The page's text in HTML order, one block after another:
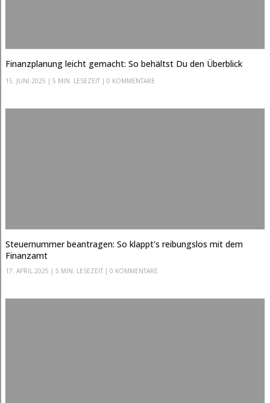
Finanzplanung leicht gemacht: So behältst Du den Überblick
15. JUNI.2025 | 5 MIN. LESEZEIT| 0 KOMMENTARE
Steuernummer beantragen: So klappt's reibungslos mit dem
Finanzamt
17. APRIL.2025 | 5 MIN. LESEZEIT| 0 KOMMENTARE